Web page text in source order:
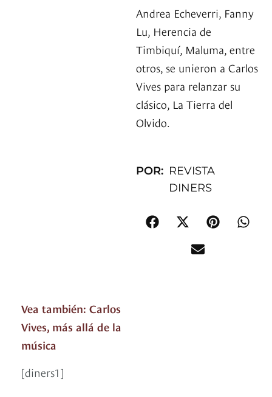
Andrea Echeverri, Fanny
Lu, Herencia de
Timbiquí, Maluma, entre
otros, se unieron a Carlos
Vives para relanzar su
clásico, La Tierra del
Olvido.
POR: REVISTA
DINERS
Vea también: Carlos
Vives, más allá de la
música
[diners1]